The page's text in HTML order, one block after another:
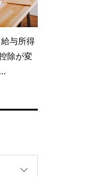
与所得
除が変